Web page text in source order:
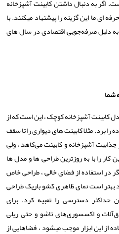
اگر به دنبال داشتن کابینت آشپزخانه
ما این گزینه را پیشنهاد میکنند. با
به دلیل صرفه‌جویی اقتصادی در سال های
کابینت آشپزخانه کوچک ، این است که از
برد. مثلا کابینت های دیواری را تا سقف
آشپزخانه و کابینت می‌کاهد ، ولی
را با به روزترین طراحی‌ ها و مدل ‌ها
در استفاده از فضای خالی ، طراحی خاص
است نمای ظاهری کشو باریک طراحی
دسترسی را تعبیه کرد. برای
و اکسسوری‌های تاشو و حتی ریلی
از این ابزار موجب میشود ، فضاهایی از